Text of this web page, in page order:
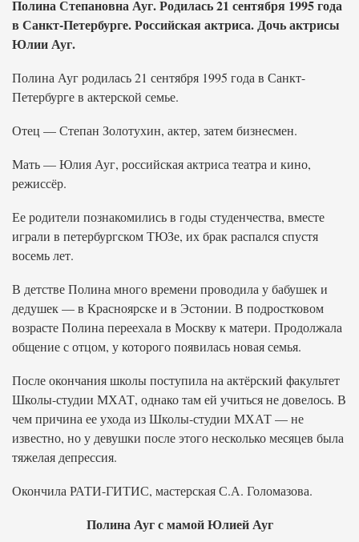
Полина Степановна Ауг. Родилась 21 сентября 1995 года
в Санкт-Петербурге. Российская актриса. Дочь актрисы
Юлии Ауг.
Полина Ауг родилась 21 сентября 1995 года в Санкт-
Петербурге в актерской семье.
Отец — Степан Золотухин, актер, затем бизнесмен.
Мать — Юлия Ауг, российская актриса театра и кино,
режиссёр.
Ее родители познакомились в годы студенчества, вместе
играли в петербургском ТЮЗе, их брак распался спустя
восемь лет.
В детстве Полина много времени проводила у бабушек и
дедушек — в Красноярске и в Эстонии. В подростковом
возрасте Полина переехала в Москву к матери. Продолжала
общение с отцом, у которого появилась новая семья.
После окончания школы поступила на актёрский факультет
Школы-студии МХАТ, однако там ей учиться не довелось. В
чем причина ее ухода из Школы-студии МХАТ — не
известно, но у девушки после этого несколько месяцев была
тяжелая депрессия.
Окончила РАТИ-ГИТИС, мастерская С.А. Голомазова.
Полина Ауг с мамой Юлией Ауг